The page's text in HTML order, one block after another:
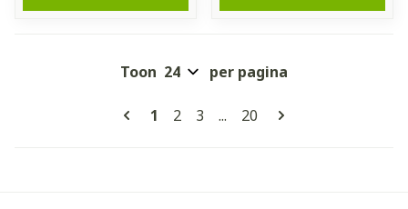
Pagina's
U lees momenteel pagina
1 Pagina
2 Pagina
3 ... Pagina
20
Toon per pagina